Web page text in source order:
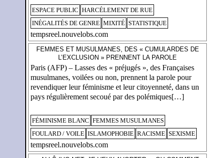
ESPACE PUBLIC HARCÉLEMENT DE RUE
INÉGALITÉS DE GENRE MIXITÉ STATISTIQUE
tempsreel.nouvelobs.com
FEMMES ET MUSULMANES, DES « CUMULARDES DE
L’EXCLUSION » PRENNENT LA PAROLE
Paris (AFP) – Lasses des « préjugés », des Françaises
musulmanes, voilées ou non, prennent la parole pour
revendiquer leur féminisme et leur citoyenneté, dans un
pays régulièrement secoué par des polémiques[…]
FÉMINISME BLANC FEMMES MUSULMANES
FOULARD / VOILE ISLAMOPHOBIE RACISME SEXISME
tempsreel.nouvelobs.com